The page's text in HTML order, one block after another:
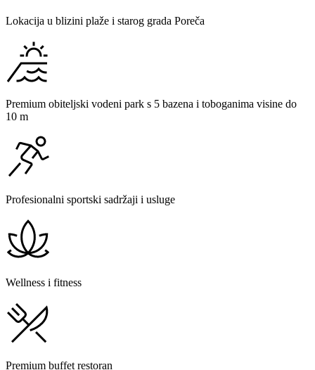
Lokacija u blizini plaže i starog grada Poreča
Premium obiteljski vodeni park s 5 bazena i toboganima visine do
10 m
Profesionalni sportski sadržaji i usluge
Wellness i fitness
Premium buffet restoran